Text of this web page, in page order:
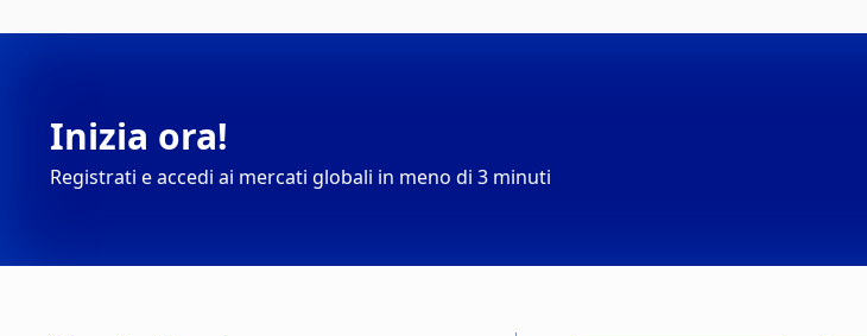
Inizia ora!
Registrati e accedi ai mercati globali in meno di 3 minuti